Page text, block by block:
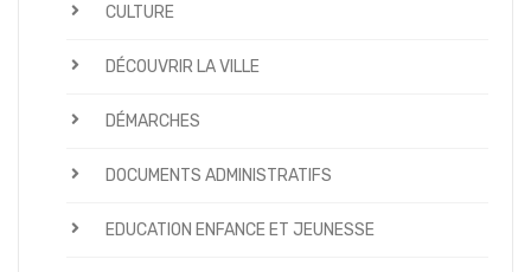
CULTURE
DÉCOUVRIR LA VILLE
DÉMARCHES
DOCUMENTS ADMINISTRATIFS
EDUCATION ENFANCE ET JEUNESSE